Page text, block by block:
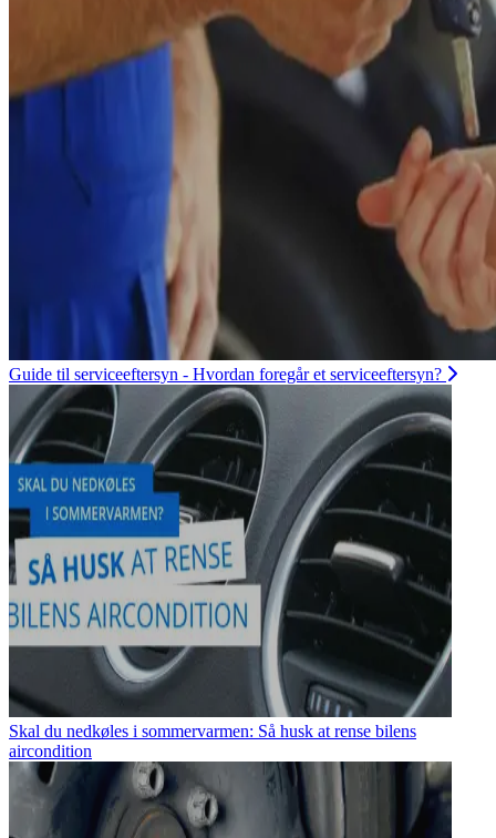
Guide til serviceeftersyn - Hvordan foregår et serviceeftersyn?
Skal du nedkøles i sommervarmen: Så husk at rense bilens
aircondition